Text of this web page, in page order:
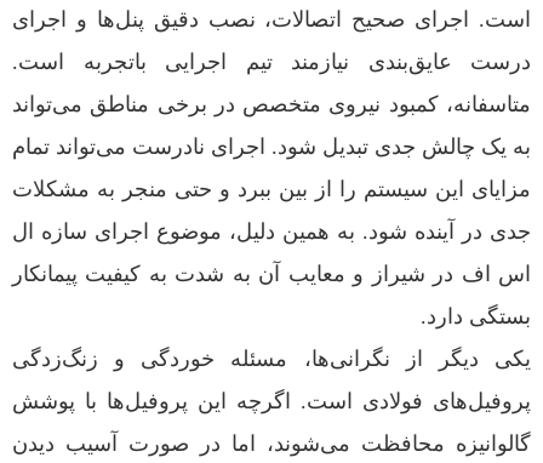
است. اجرای صحیح اتصالات، نصب دقیق پنل‌ها و اجرای
درست عایق‌بندی نیازمند تیم اجرایی باتجربه است.
متاسفانه، کمبود نیروی متخصص در برخی مناطق می‌تواند
به یک چالش جدی تبدیل شود. اجرای نادرست می‌تواند تمام
مزایای این سیستم را از بین ببرد و حتی منجر به مشکلات
جدی در آینده شود. به همین دلیل، موضوع اجرای سازه ال
اس اف در شیراز و معایب آن به شدت به کیفیت پیمانکار
بستگی دارد.
یکی دیگر از نگرانی‌ها، مسئله خوردگی و زنگ‌زدگی
پروفیل‌های فولادی است. اگرچه این پروفیل‌ها با پوشش
گالوانیزه محافظت می‌شوند، اما در صورت آسیب دیدن